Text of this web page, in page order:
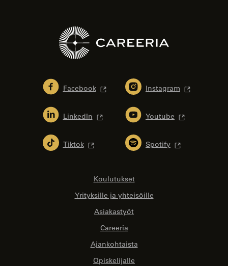
Facebook Instagram
LinkedIn Youtube
Tiktok Spotify
Koulutukset
Yrityksille ja yhteisöille
Asiakastyöt
Careeria
Ajankohtaista
Opiskelijalle